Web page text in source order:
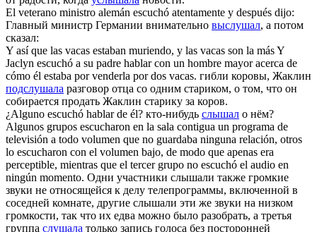
El veterano ministro alemán escuchó atentamente y después dijo:
Главный министр Германии внимательно выслушал, а потом
сказал:
Y así que las vacas estaban muriendo, y las vacas son la más Y
Jaclyn escuchó a su padre hablar con un hombre mayor acerca de
cómo él estaba por venderla por dos vacas. гибли коровы, Жаклин
подслушала разговор отца со одним стариком, о том, что он
собирается продать Жаклин старику за коров.
¿Alguno escuchó hablar de él? кто-нибудь слышал о нём?
Algunos grupos escucharon en la sala contigua un programa de
televisión a todo volumen que no guardaba ninguna relación, otros
lo escucharon con el volumen bajo, de modo que apenas era
perceptible, mientras que el tercer grupo no escuchó el audio en
ningún momento. Одни участники слышали также громкие
звуки не относящейся к делу телепрограммы, включенной в
соседней комнате, другие слышали эти же звуки на низком
громкости, так что их едва можно было разобрать, а третья
группа слушала только запись голоса без посторонней